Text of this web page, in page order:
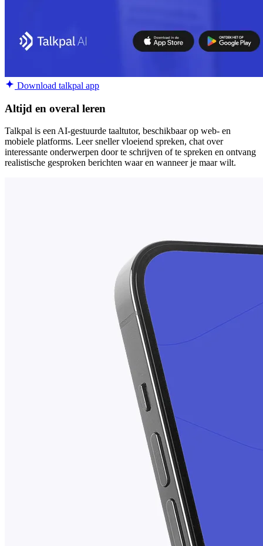
Download talkpal app
Altijd en overal leren
Talkpal is een AI-gestuurde taaltutor, beschikbaar op web- en
mobiele platforms. Leer sneller vloeiend spreken, chat over
interessante onderwerpen door te schrijven of te spreken en ontvang
realistische gesproken berichten waar en wanneer je maar wilt.